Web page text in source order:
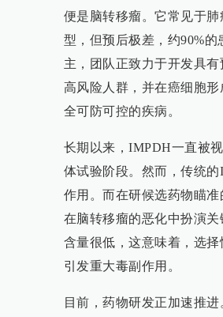
便是脑转移瘤。它常见于
型，但预后极差，约90%
主，团队正致力于开发具
高风险人群，并在癌细胞
全可防可控的疾病。
长期以来，IMPDH一直被
体试验阶段。然而，传统
作用。而在研候选药物瞄
在脑转移瘤的恶化中扮演
含量很低，这意味着，选
引发重大毒副作用。
目前，药物研发正加速推